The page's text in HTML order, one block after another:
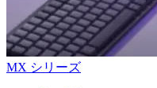
MX シリーズ